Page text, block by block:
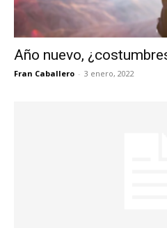
Año nuevo,
Fran Caballero - 3 enero, 2022